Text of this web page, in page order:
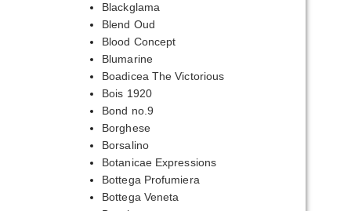
Blackglama
Blend Oud
Blood Concept
Blumarine
Boadicea The Victorious
Bois 1920
Bond no.9
Borghese
Borsalino
Botanicae Expressions
Bottega Profumiera
Bottega Veneta